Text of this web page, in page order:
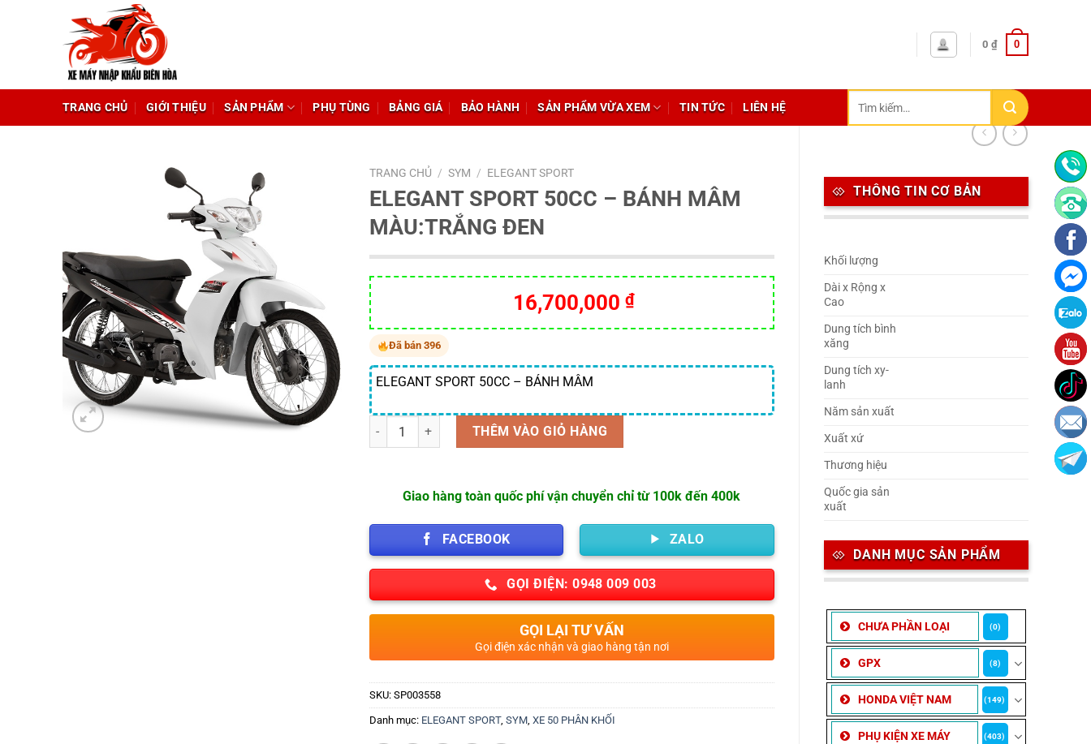
0 ₫ 0
TRANG CHỦ GIỚI THIỆU SẢN PHẨM PHỤ TÙNG BẢNG GIÁ BẢO HÀNH SẢN PHẨM VỪA XEM TIN TỨC LIÊN HỆ
kiếm:
THÔNG TIN CƠ BẢN
Khối lượng
Dài x Rộng x
Cao
Dung tích bình
xăng
Dung tích xy-
lanh
Năm sản xuất
Xuất xứ
Thương hiệu
Quốc gia sản
xuất
DANH MỤC SẢN PHẨM
CHƯA PHẦN LOẠI (0)
GPX (8)
HONDA VIỆT NAM (149)
PHỤ KIỆN XE MÁY (403)
TRANG CHỦ / SYM / ELEGANT SPORT
ELEGANT SPORT 50CC – BÁNH MÂM
MÀU:TRẮNG ĐEN
16,700,000 ₫
Đã bán 396
ELEGANT SPORT 50CC – BÁNH MÂM
Số lượng THÊM VÀO GIỎ HÀNG
Giao hàng toàn quốc phí vận chuyển chỉ từ 100k đến 400k
FACEBOOK ZALO
GỌI ĐIỆN: 0948 009 003
GỌI LẠI TƯ VẤN
Gọi điện xác nhận và giao hàng tận nơi
SKU: SP003558
Danh mục: ELEGANT SPORT, SYM, XE 50 PHÂN KHỐI